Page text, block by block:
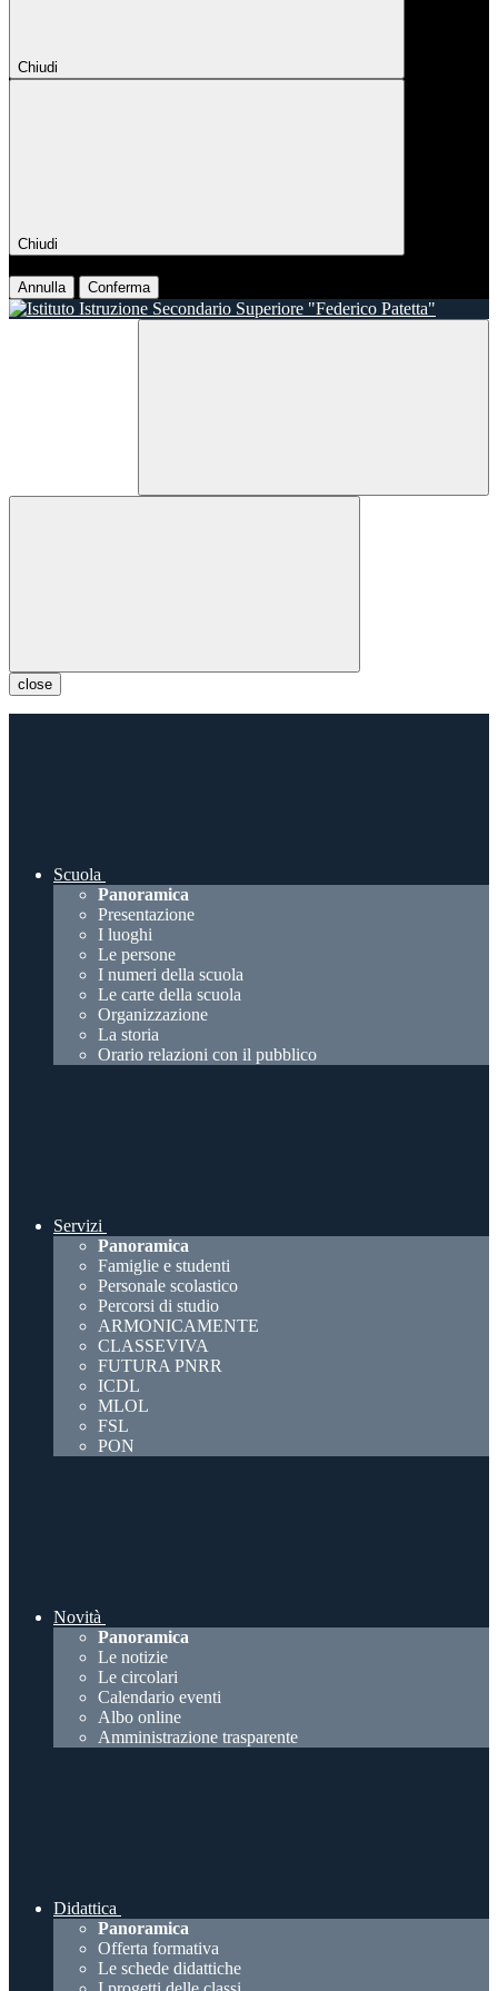
Chiudi
Chiudi
Annulla Conferma
close
Scuola
Panoramica
Presentazione
I luoghi
Le persone
I numeri della scuola
Le carte della scuola
Organizzazione
La storia
Orario relazioni con il pubblico
Servizi
Panoramica
Famiglie e studenti
Personale scolastico
Percorsi di studio
ARMONICAMENTE
CLASSEVIVA
FUTURA PNRR
ICDL
MLOL
FSL
PON
Novità
Panoramica
Le notizie
Le circolari
Calendario eventi
Albo online
Amministrazione trasparente
Didattica
Panoramica
Offerta formativa
Le schede didattiche